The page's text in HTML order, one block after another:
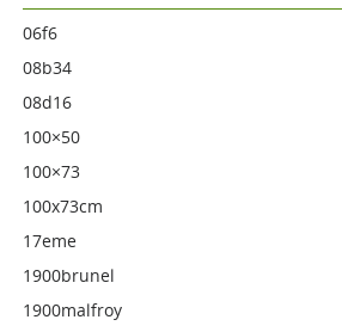
06f6
08b34
08d16
100×50
100×73
100x73cm
17eme
1900brunel
1900malfroy